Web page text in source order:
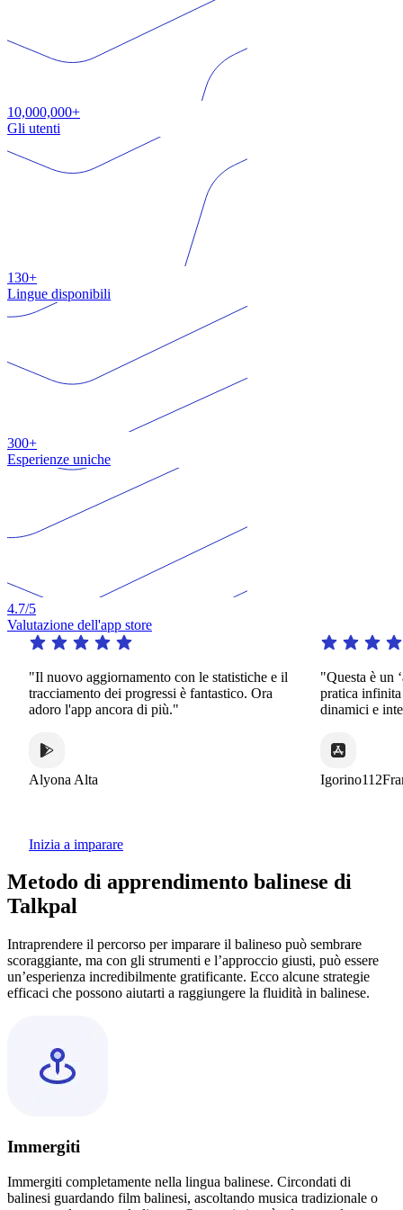
10,000,000+
Gli utenti
130+
Lingue disponibili
300+
Esperienze uniche
4.7/5
Valutazione dell'app store
nuovo aggiornamento con le statistiche e il
dei progressi è fantastico. Ora
l'app ancora di più."
Alta
"Questa è un ‘app
pratica infinita in
dinamici e
Igorino112France
Inizia a imparare
Metodo di apprendimento balinese di
Talkpal
Intraprendere il percorso per imparare il balineso può sembrare
scoraggiante, ma con gli strumenti e l’approccio giusti, può essere
un’esperienza incredibilmente gratificante. Ecco alcune strategie
efficaci che possono aiutarti a raggiungere la fluidità in balinese.
Immergiti
Immergiti completamente nella lingua balinese. Circondati di
balinesi guardando film balinesi, ascoltando musica tradizionale o